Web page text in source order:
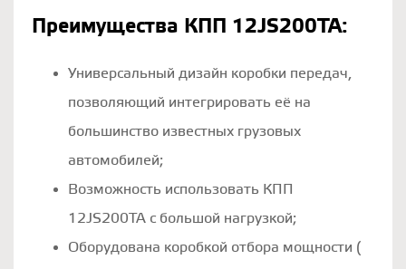
Преимущества КПП 12JS200TA:
Универсальный дизайн коробки передач,
позволяющий интегрировать её на
большинство известных грузовых
автомобилей;
Возможность использовать КПП
12JS200TA c большой нагрузкой;
Оборудована коробкой отбора мощности (